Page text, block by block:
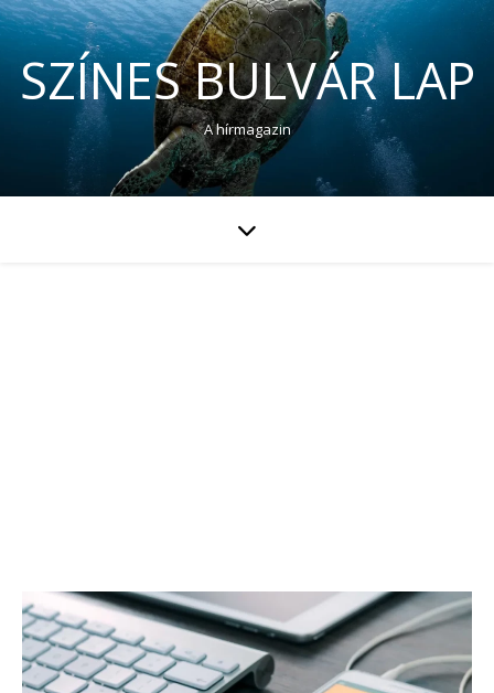
SZÍNES BULVÁR LAP
A hírmagazin